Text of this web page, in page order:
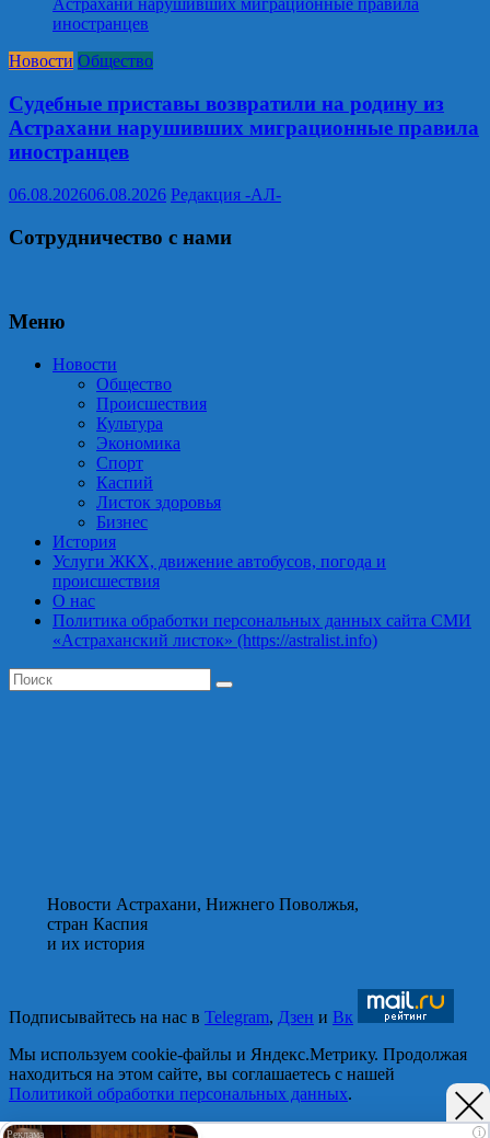
Новости Общество
Судебные приставы возвратили на родину из
Астрахани нарушивших миграционные правила
иностранцев
06.08.202606.08.2026 Редакция -АЛ-
Сотрудничество с нами
Меню
Новости
Общество
Происшествия
Культура
Экономика
Спорт
Каспий
Листок здоровья
Бизнес
История
Услуги ЖКХ, движение автобусов, погода и
происшествия
О нас
Политика обработки персональных данных сайта СМИ
«Астраханский листок» (https://astralist.info)
Новости Астрахани, Нижнего Поволжья,
стран Каспия
и их история
i
Подписывайтесь на нас в Telegram, Дзен и Вк
Мы используем cookie-файлы и Яндекс.Метрику. Продолжая
находиться на этом сайте, вы соглашаетесь с нашей
Политикой обработки персональных данных.
Принять